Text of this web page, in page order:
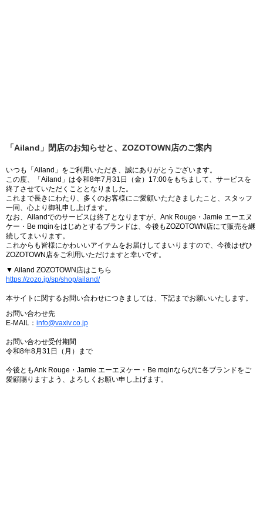
「Ailand」閉店のお知らせと、ZOZOTOWN店のご案内
いつも「Ailand」をご利用いただき、誠にありがとうございます。
この度、「Ailand」は令和8年7月31日（金）17:00をもちまして、サービスを
終了させていただくこととなりました。
これまで長きにわたり、多くのお客様にご愛顧いただきましたこと、スタッフ
一同、心より御礼申し上げます。
なお、Ailandでのサービスは終了となりますが、Ank Rouge・Jamie エーエヌ
ケー・Be mqinをはじめとするブランドは、今後もZOZOTOWN店にて販売を継
続してまいります。
これからも皆様にかわいいアイテムをお届けしてまいりますので、今後はぜひ
ZOZOTOWN店をご利用いただけますと幸いです。
▼ Ailand ZOZOTOWN店はこちら
https://zozo.jp/sp/shop/ailand/
本サイトに関するお問い合わせにつきましては、下記までお願いいたします。
お問い合わせ先
E-MAIL： info@vaxiv.co.jp
お問い合わせ受付期間
令和8年8月31日（月）まで
今後ともAnk Rouge・Jamie エーエヌケー・Be mqinならびに各ブランドをご
愛顧賜りますよう、よろしくお願い申し上げます。